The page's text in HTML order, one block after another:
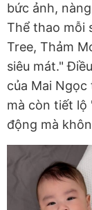
bức ảnh,
Thể thao mỗi
Tree, Thảm
siêu mát."
của Mai
mà còn tiết lộ
động mà